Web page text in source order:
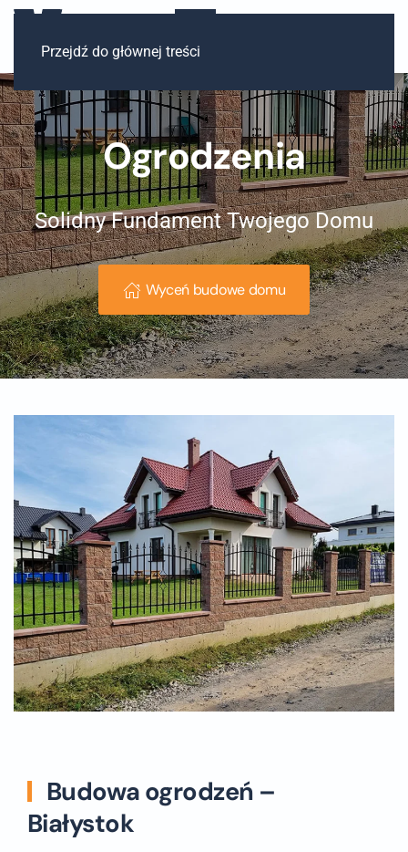
Przejdź do głównej treści
Ogrodzenia
Solidny Fundament Twojego Domu
Wyceń budowe domu
Budowa ogrodzeń –
Białystok